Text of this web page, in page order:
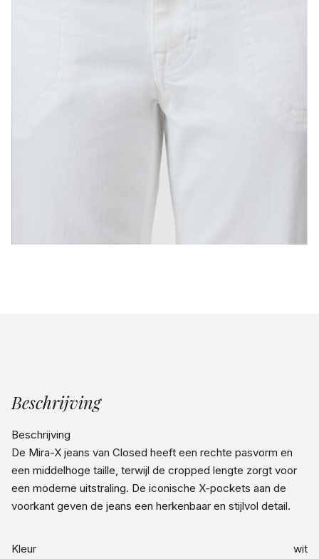
Beschrijving
Beschrijving
De Mira-X jeans van Closed heeft een rechte pasvorm en
een middelhoge taille, terwijl de cropped lengte zorgt voor
een moderne uitstraling. De iconische X-pockets aan de
voorkant geven de jeans een herkenbaar en stijlvol detail.
Kleur wit